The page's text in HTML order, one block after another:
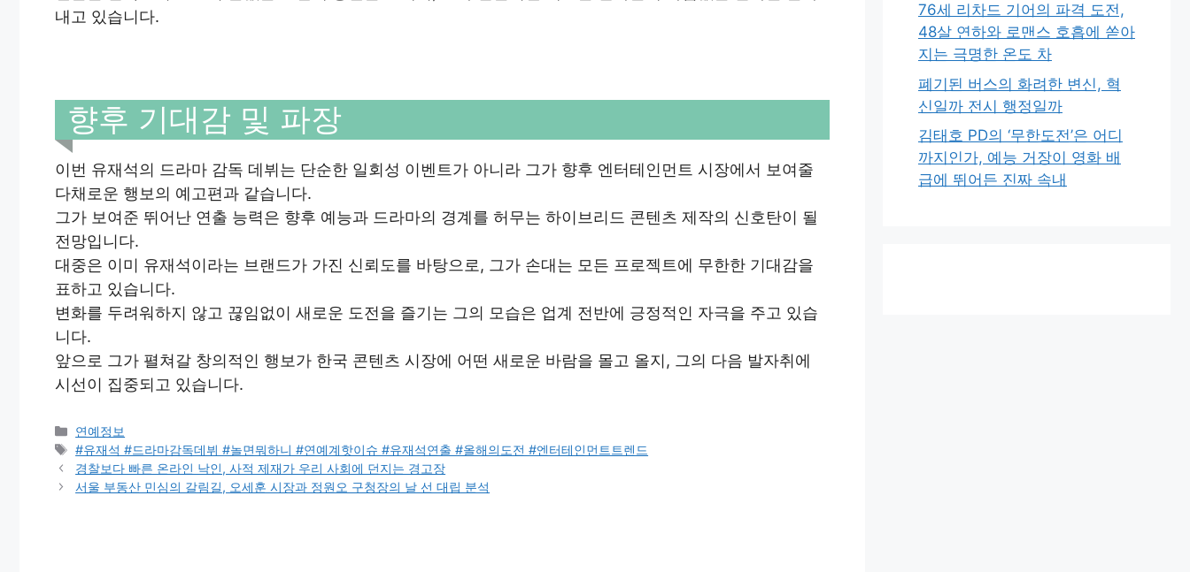
내고 있습니다.
향후 기대감 및 파장
이번 유재석의 드라마 감독 데뷔는 단순한 일회성 이벤트가 아니라 그가 향후 엔터테인먼트 시장에서 보여줄
다채로운 행보의 예고편과 같습니다.
그가 보여준 뛰어난 연출 능력은 향후 예능과 드라마의 경계를 허무는 하이브리드 콘텐츠 제작의 신호탄이 될
전망입니다.
대중은 이미 유재석이라는 브랜드가 가진 신뢰도를 바탕으로, 그가 손대는 모든 프로젝트에 무한한 기대감을
표하고 있습니다.
변화를 두려워하지 않고 끊임없이 새로운 도전을 즐기는 그의 모습은 업계 전반에 긍정적인 자극을 주고 있습
니다.
앞으로 그가 펼쳐갈 창의적인 행보가 한국 콘텐츠 시장에 어떤 새로운 바람을 몰고 올지, 그의 다음 발자취에
시선이 집중되고 있습니다.
Categories
연예정보
Tags
#유재석 #드라마감독데뷔 #놀면뭐하니 #연예계핫이슈 #유재석연출 #올해의도전 #엔터테인먼트트렌드
경찰보다 빠른 온라인 낙인, 사적 제재가 우리 사회에 던지는 경고장
서울 부동산 민심의 갈림길, 오세훈 시장과 정원오 구청장의 날 선 대립 분석
76세 리차드 기어의 파격 도전,
48살 연하와 로맨스 호흡에 쏟아
지는 극명한 온도 차
폐기된 버스의 화려한 변신, 혁
신일까 전시 행정일까
김태호 PD의 ‘무한도전’은 어디
까지인가, 예능 거장이 영화 배
급에 뛰어든 진짜 속내